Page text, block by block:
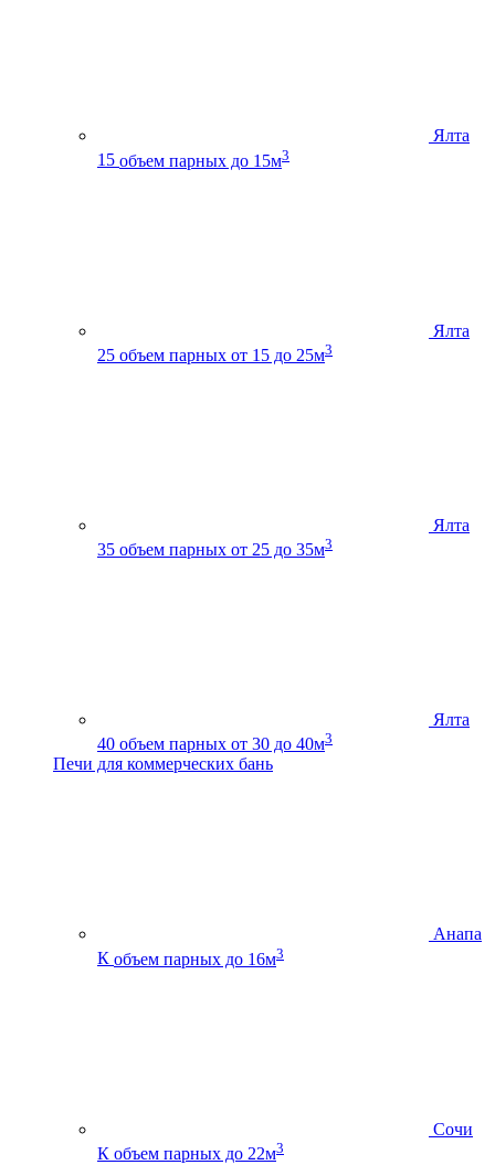
Ялта
15 объем парных до 15м3
Ялта
25 объем парных от 15 до 25м3
Ялта
35 объем парных от 25 до 35м3
Ялта
40 объем парных от 30 до 40м3
Печи для коммерческих бань
Анапа
К объем парных до 16м3
Сочи
К объем парных до 22м3